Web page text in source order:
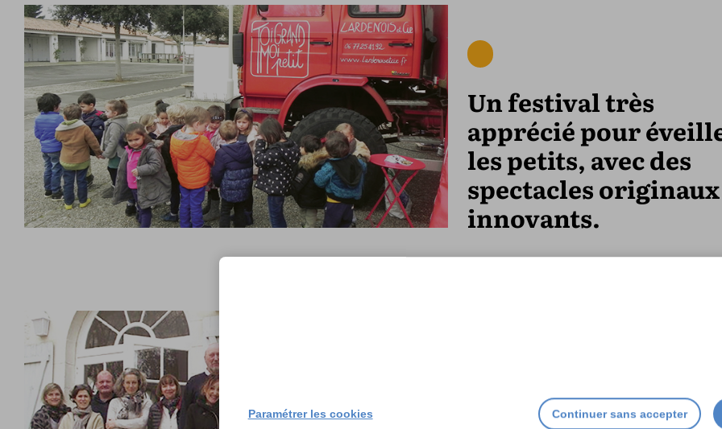
Un festival très
apprécié pour
les petits, avec des
spectacles
innovants.
Continuer sans accepter
Paramétrer les cookies